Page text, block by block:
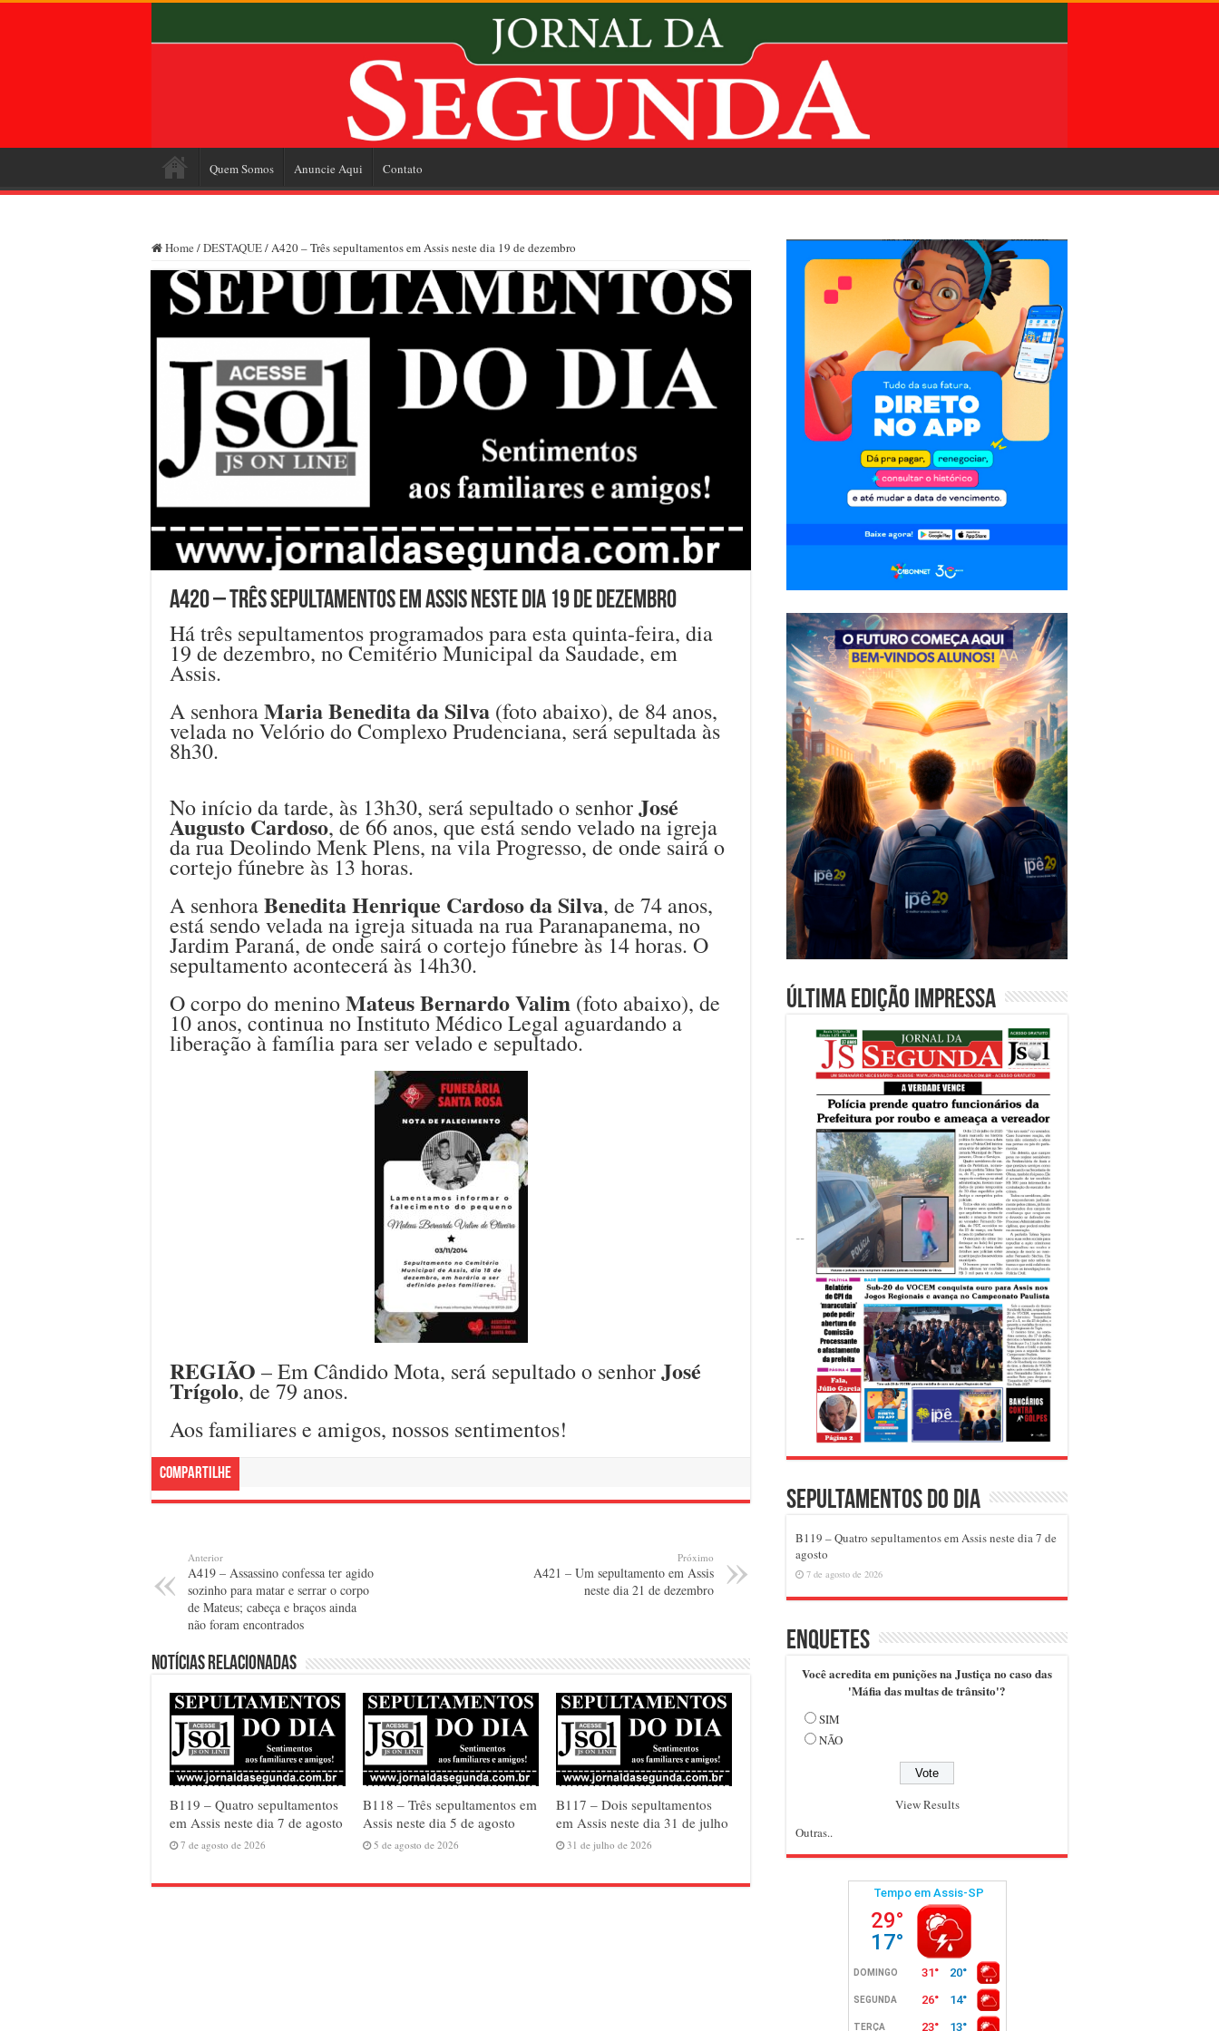
Quem Somos Anuncie Aqui Contato
Home /DESTAQUE/A420 – Três sepultamentos em Assis neste dia 19 de dezembro
A420 – Três sepultamentos em Assis neste dia 19 de dezembro
Há três sepultamentos programados para esta quinta-feira, dia
19 de dezembro, no Cemitério Municipal da Saudade, em
Assis.
A senhoraMaria Benedita da Silva (foto abaixo), de 84 anos,
velada no Velório do Complexo Prudenciana, será sepultada às
8h30.
No início da tarde, às 13h30, será sepultado o senhorJosé
Augusto Cardoso, de 66 anos, que está sendo velado na igreja
da rua Deolindo Menk Plens, na vila Progresso, de onde sairá o
cortejo fúnebre às 13 horas.
A senhoraBenedita Henrique Cardoso da Silva, de 74 anos,
está sendo velada na igreja situada na rua Paranapanema, no
Jardim Paraná, de onde sairá o cortejo fúnebre às 14 horas. O
sepultamento acontecerá às 14h30.
O corpo do meninoMateus Bernardo Valim (foto abaixo), de
10 anos, continua no Instituto Médico Legal aguardando a
liberação à família para ser velado e sepultado.
REGIÃO – Em Cândido Mota, será sepultado o senhorJosé
Trígolo, de 79 anos.
Aos familiares e amigos, nossos sentimentos!
Compartilhe
Anterior
A419 – Assassino confessa ter agido
sozinho para matar e serrar o corpo
de Mateus; cabeça e braços ainda
não foram encontrados
Próximo
A421 – Um sepultamento em Assis
neste dia 21 de dezembro
Notícias relacionadas
B119 – Quatro sepultamentos
em Assis neste dia 7 de agosto
7 de agosto de 2026
B118 – Três sepultamentos em
Assis neste dia 5 de agosto
5 de agosto de 2026
B117 – Dois sepultamentos
em Assis neste dia 31 de julho
31 de julho de 2026
Última edição impressa
Sepultamentos do dia
B119 – Quatro sepultamentos em Assis neste dia 7 de
agosto
7 de agosto de 2026
Enquetes
Você acredita em punições na Justiça no caso das
'Máfia das multas de trânsito'?
SIM
NÃO
View Results
Outras..